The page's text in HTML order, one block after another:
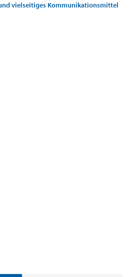
vielseitiges Kommunikationsmittel